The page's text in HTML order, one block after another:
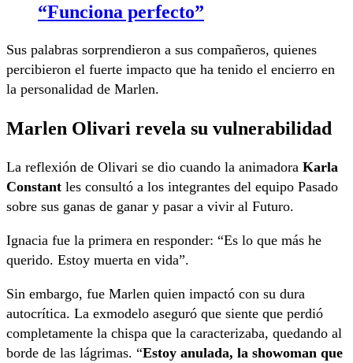
“Funciona perfecto”
Sus palabras sorprendieron a sus compañeros, quienes
percibieron el fuerte impacto que ha tenido el encierro en
la personalidad de Marlen.
Marlen Olivari revela su vulnerabilidad
La reflexión de Olivari se dio cuando la animadora Karla
Constant les consultó a los integrantes del equipo Pasado
sobre sus ganas de ganar y pasar a vivir al Futuro.
Ignacia fue la primera en responder: “Es lo que más he
querido. Estoy muerta en vida”.
Sin embargo, fue Marlen quien impactó con su dura
autocrítica. La exmodelo aseguró que siente que perdió
completamente la chispa que la caracterizaba, quedando al
borde de las lágrimas. “Estoy anulada, la showoman que